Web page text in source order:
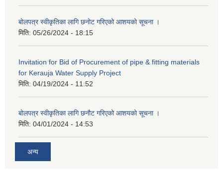
बोलपत्र स्वीकृतिका लागि छनोट गरिएको आशयको सूचना ।
मिति: 05/26/2024 - 18:15
Invitation for Bid of Procurement of pipe & fitting materials
for Kerauja Water Supply Project
मिति: 04/19/2024 - 11:52
बोलपत्र स्वीकृतिका लागि छनौट गरिएको आशयको सूचना ।
मिति: 04/01/2024 - 14:53
अन्य